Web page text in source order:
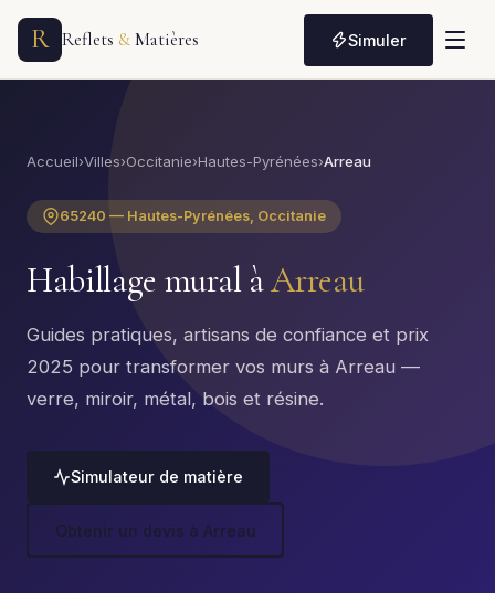
R Reflets &Matières Simuler
Accueil›Villes›Occitanie›Hautes-Pyrénées›Arreau
65240 — Hautes-Pyrénées, Occitanie
Habillage mural àArreau
Guides pratiques, artisans de confiance et prix
2025 pour transformer vos murs à Arreau —
verre, miroir, métal, bois et résine.
Simulateur de matière
Obtenir un devis à Arreau